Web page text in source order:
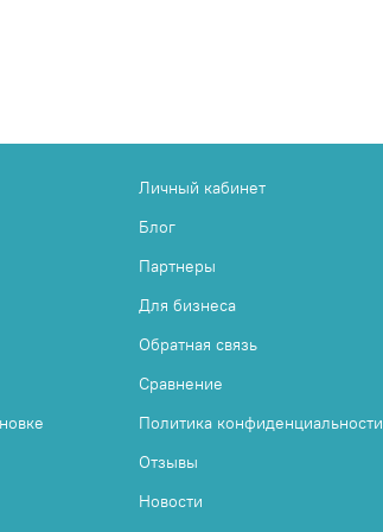
Личный кабинет
Блог
Партнеры
Для бизнеса
Обратная связь
Сравнение
Политика конфиденциальности
Отзывы
Новости